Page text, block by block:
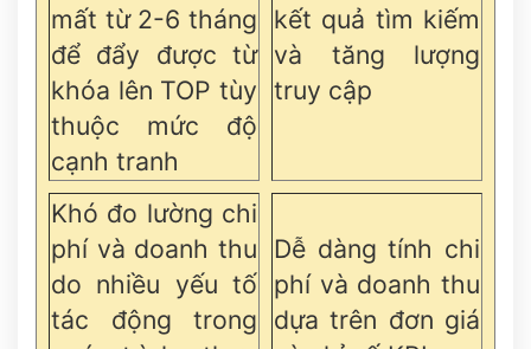
mất từ 2-6 tháng
để đẩy được từ
khóa lên TOP tùy
thuộc mức độ
cạnh tranh
kết quả tìm kiếm
và tăng lượng
truy cập
Khó đo lường chi
phí và doanh thu
do nhiều yếu tố
tác động trong
Dễ dàng tính chi
phí và doanh thu
dựa trên đơn giá